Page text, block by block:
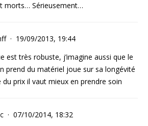
morts… Sérieusement…
19/09/2013, 19:44
est très robuste, j’imagine aussi que le
prend du matériel joue sur sa longévité
du prix il vaut mieux en prendre soin
07/10/2014, 18:32